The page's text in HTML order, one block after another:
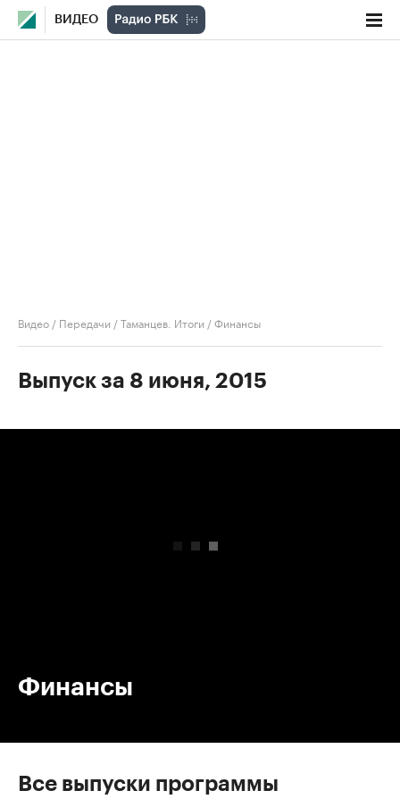
ВИДЕО
Видео / Передачи /Таманцев. Итоги /Финансы
Выпуск за 8 июня, 2015
Финансы
Все выпуски программы